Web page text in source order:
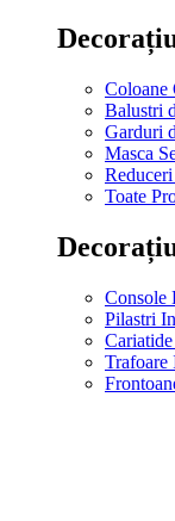
Coloane
Balustri
Garduri
Masca
Toate
Console
Pilastri
Trafoare